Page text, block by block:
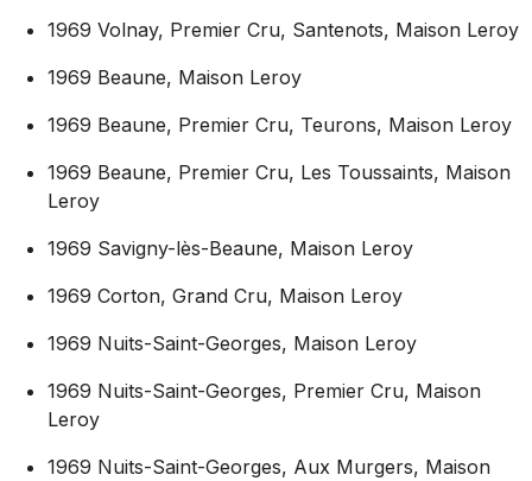
1969 Volnay, Premier Cru, Santenots, Maison Leroy
1969 Beaune, Maison Leroy
1969 Beaune, Premier Cru, Teurons, Maison Leroy
1969 Beaune, Premier Cru, Les Toussaints, Maison
Leroy
1969 Savigny-lès-Beaune, Maison Leroy
1969 Corton, Grand Cru, Maison Leroy
1969 Nuits-Saint-Georges, Maison Leroy
1969 Nuits-Saint-Georges, Premier Cru, Maison
Leroy
1969 Nuits-Saint-Georges, Aux Murgers, Maison